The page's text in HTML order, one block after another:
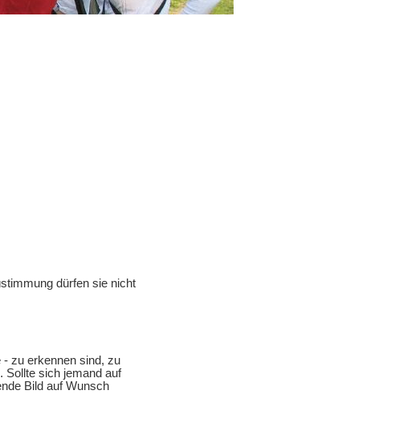
dürfen sie nicht
- zu erkennen sind, zu
Sollte sich jemand auf
Bild auf Wunsch